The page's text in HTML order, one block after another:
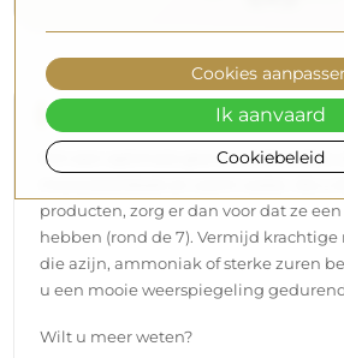
Reiniging en onderhoud
Om een optimale glans te behouden,
producten, zorg er dan voor dat ze
hebben (rond de 7). Vermijd
die azijn, ammoniak of sterke zuren
u een mooie weerspiegeling
Wilt u meer weten?
Cookiebeleid
Cookies
Ik aanvaard